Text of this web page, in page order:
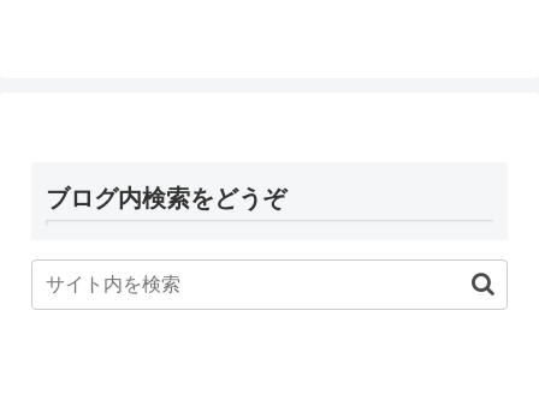
ブログ内検索をどうぞ